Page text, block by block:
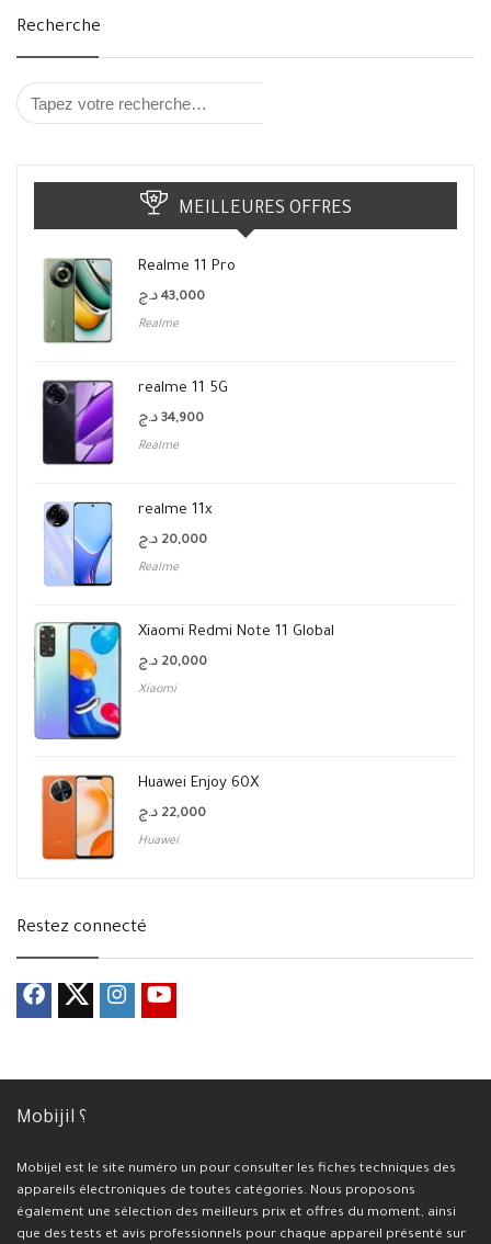
Recherche
MEILLEURES OFFRES
Realme 11 Pro
43,000 د.ج
Realme
realme 11 5G
34,900 د.ج
Realme
realme 11x
20,000 د.ج
Realme
Xiaomi Redmi Note 11 Global
20,000 د.ج
Xiaomi
Huawei Enjoy 60X
22,000 د.ج
Huawei
Restez connecté
Mobijil ؟
Mobijel est le site numéro un pour consulter les fiches techniques des
appareils électroniques de toutes catégories. Nous proposons
également une sélection des meilleurs prix et offres du moment, ainsi
que des tests et avis professionnels pour chaque appareil présenté sur